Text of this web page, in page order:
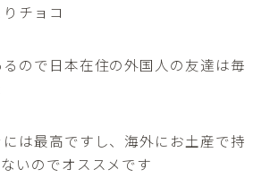
チョコ
ので日本在住の外国人の友達は毎
は最高ですし、海外にお土産で持
いのでオススメです